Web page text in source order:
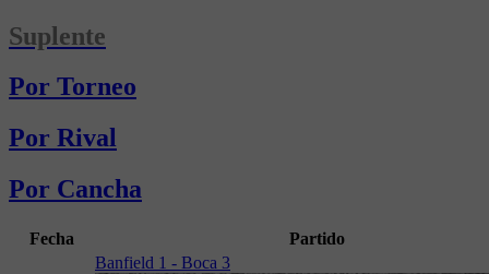
Suplente
Por Torneo
Por Rival
Por Cancha
Fecha Partido
Banfield 1 - Boca 3